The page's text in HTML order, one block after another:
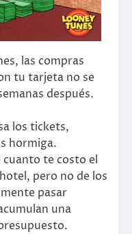
las compras
tu tarjeta no se
después.
los tickets,
hormiga.
cuanto te costo el
pero no de los
pasar
una